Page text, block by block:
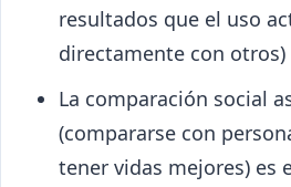
resultados que el uso
directamente con otros)
La comparación social
(compararse con
tener vidas mejores) es